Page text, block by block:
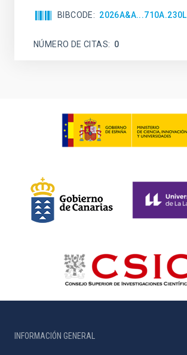
BIBCODE 2026A&A...710A.230L
NÚMERO DE CITAS 0
INFORMACIÓN GENERAL